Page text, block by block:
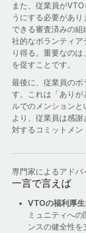
業務に最適な人材を採
ることです。この数週
スしました。...
詳細を見る
給与詐欺：種類、
給与, 賃金は詐欺の特
ム間で頻繁に移動し
を保護することは極め
また、従業員が
うにする必要があ
できる審査済みの
社的なボランティ
り得る。重要なの
を促すことです。
最後に、従業員のボ
す。これは「あり
ルでのメンション
より、従業員は感
対するコミットメン
専門家によるアドバ
一言で言えば
VTOの福利厚
ミュニティへ
ンスの健全性